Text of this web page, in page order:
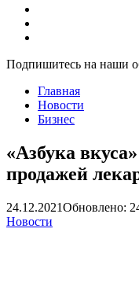
Подпишитесь на наши
Главная
Новости
Бизнес
«Азбука
продажей
24.12.2021Обновлено:
Новости